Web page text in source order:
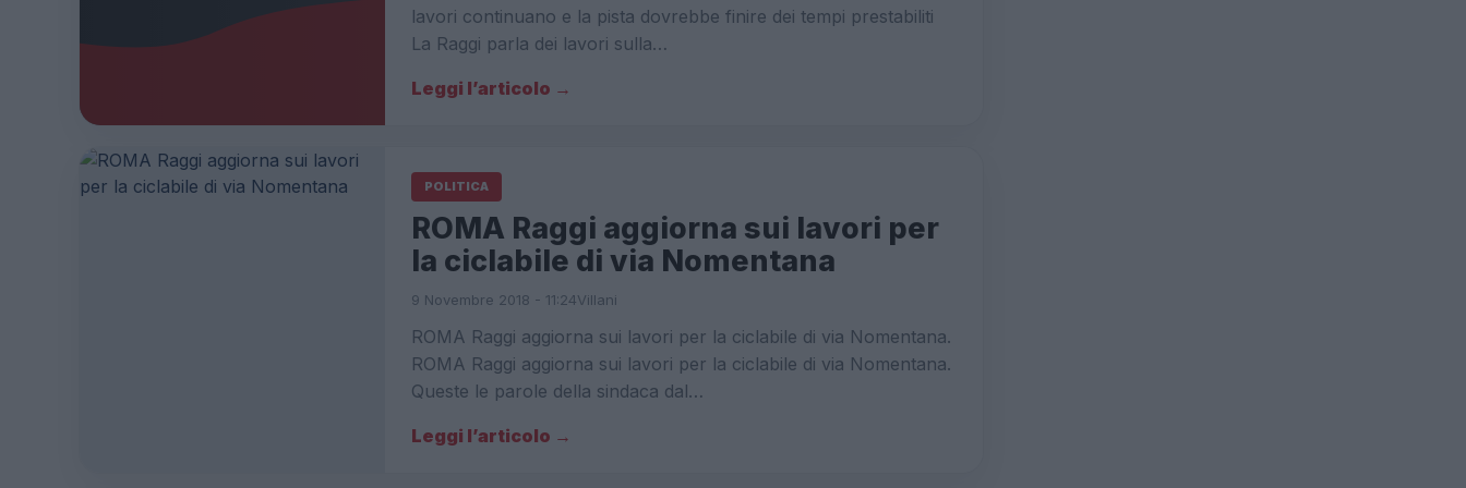
lavori continuano e la pista dovrebbe finire dei tempi prestabiliti
La Raggi parla dei lavori sulla…
Leggi l’articolo →
POLITICA
ROMA Raggi aggiorna sui lavori per
la ciclabile di via Nomentana
9 Novembre 2018 - 11:24Villani
ROMA Raggi aggiorna sui lavori per la ciclabile di via Nomentana.
ROMA Raggi aggiorna sui lavori per la ciclabile di via Nomentana.
Queste le parole della sindaca dal…
Leggi l’articolo →